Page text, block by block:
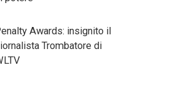
Awards: insignito il
Trombatore di